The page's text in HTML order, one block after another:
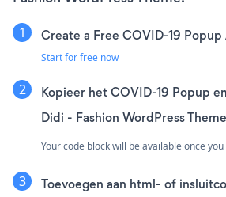
Create a Free COVID-19 Popup
Start for free now
Kopieer het COVID-19 Popup
Didi - Fashion WordPress Theme
Your code block will be available once
Toevoegen aan html- of